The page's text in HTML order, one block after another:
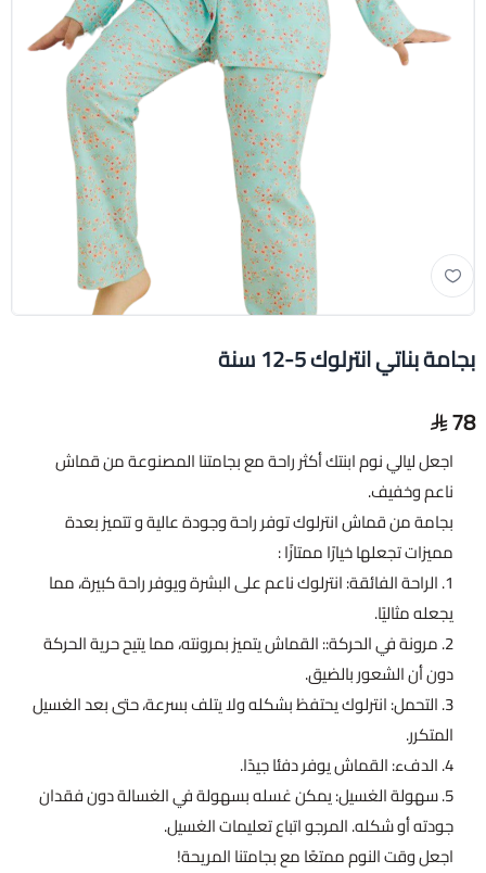
بجامة بناتي انترلوك 5-12 سنة
78
اجعل ليالي نوم ابنتك أكثر راحة مع بجامتنا المصنوعة من قماش
ناعم وخفيف.
بجامة من قماش انترلوك توفر راحة وجودة عالية و تتميز بعدة
مميزات تجعلها خيارًا ممتازًا :
1. الراحة الفائقة: انترلوك ناعم على البشرة ويوفر راحة كبيرة، مما
يجعله مثاليًا.
2. مرونة في الحركة:: القماش يتميز بمرونته، مما يتيح حرية الحركة
دون أن الشعور بالضيق.
3. التحمل: انترلوك يحتفظ بشكله ولا يتلف بسرعة، حتى بعد الغسيل
المتكرر.
4. الدفء: القماش يوفر دفئا جيدًا.
5. سهولة الغسيل: يمكن غسله بسهولة في الغسالة دون فقدان
جودته أو شكله. المرجو اتباع تعليمات الغسيل.
اجعل وقت النوم ممتعًا مع بجامتنا المريحة!